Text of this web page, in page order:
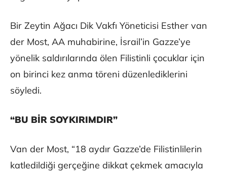
Bir Zeytin Ağacı Dik Vakfı Yöneticisi Esther van
der Most, AA muhabirine, İsrail’in Gazze’ye
yönelik saldırılarında ölen Filistinli çocuklar için
on birinci kez anma töreni düzenlediklerini
söyledi.
“BU BİR SOYKIRIMDIR”
Van der Most, “18 aydır Gazze’de Filistinlilerin
katledildiği gerçeğine dikkat çekmek amacıyla